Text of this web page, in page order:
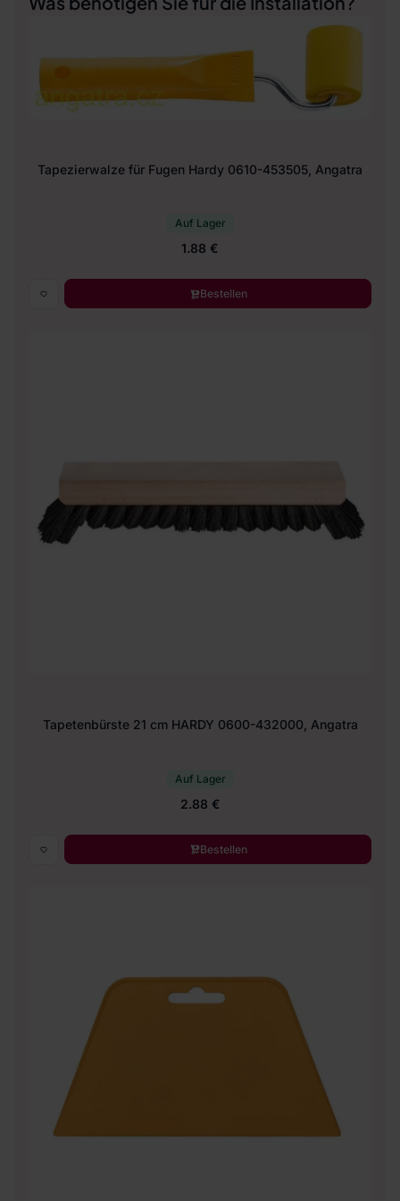
Tapezierwalze für Fugen Hardy 0610-453505, Angatra
Auf Lager
1.88 €
Bestellen
Tapetenbürste 21 cm HARDY 0600-432000, Angatra
Auf Lager
2.88 €
Bestellen